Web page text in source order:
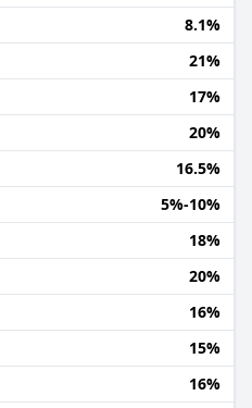
8.1%
21%
17%
20%
16.5%
5%-10%
18%
20%
16%
15%
16%